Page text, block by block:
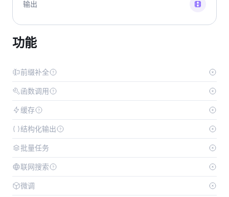
输出
功能
前缀补全
函数调用
缓存
结构化输出
批量任务
联网搜索
微调